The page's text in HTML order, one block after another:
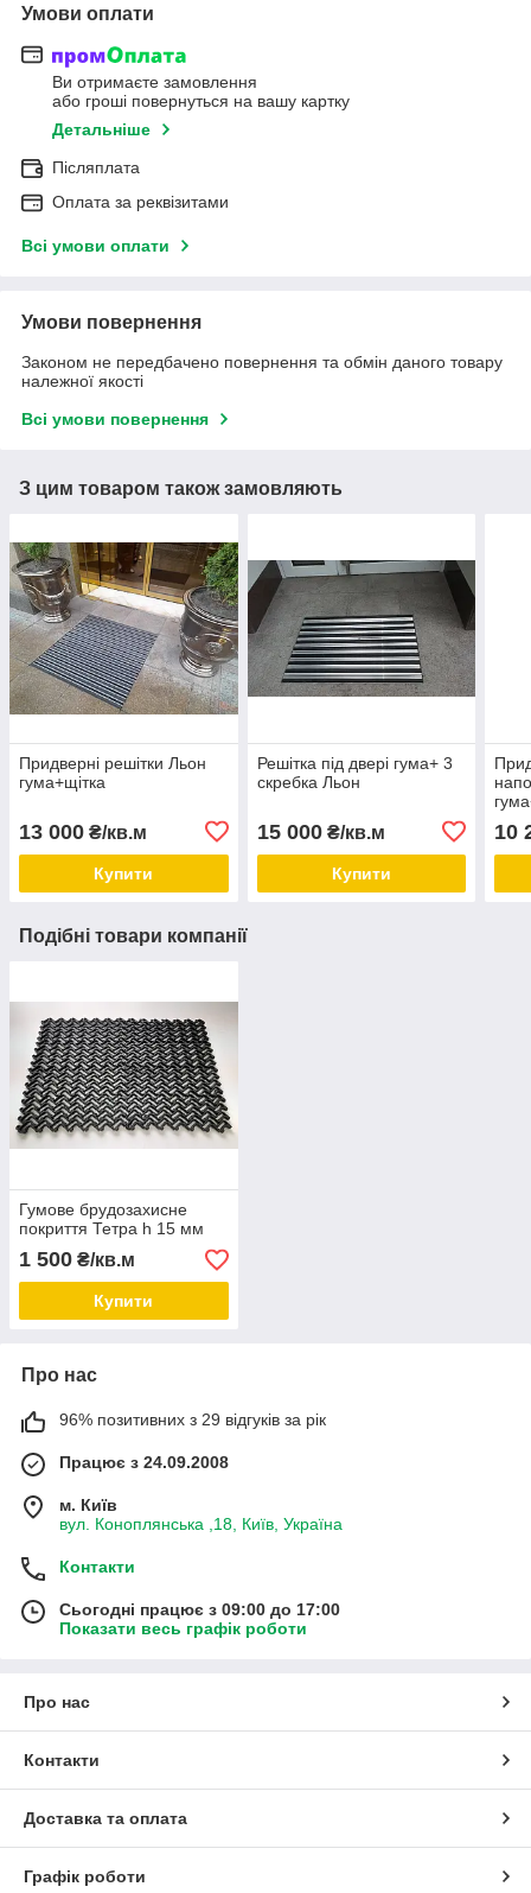
Умови оплати
Ви отримаєте замовлення
або гроші повернуться на вашу картку
Детальніше
Післяплата
Оплата за реквізитами
Всі умови оплати
Умови повернення
Законом не передбачено повернення та обмін даного товару
належної якості
Всі умови повернення
З цим товаром також замовляють
Придверні решітки Льон
гума+щітка
13 000 ₴/кв.м
Купити
Решітка під двері гума+ 3
скребка Льон
15 000₴/кв.м
Купити
10
Подібні товари компанії
Гумове брудозахисне
покриття Тетра h 15 мм
1 500 ₴/кв.м
Купити
Про нас
96% позитивних з 29 відгуків за рік
Працює з 24.09.2008
м. Київ
вул. Коноплянська ,18, Київ, Україна
Контакти
Сьогодні працює з 09:00 до 17:00
Показати весь графік роботи
Про нас
Контакти
Доставка та оплата
Графік роботи